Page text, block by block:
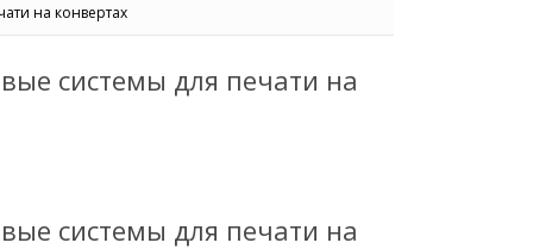
на конвертах
системы для печати на
системы для печати на